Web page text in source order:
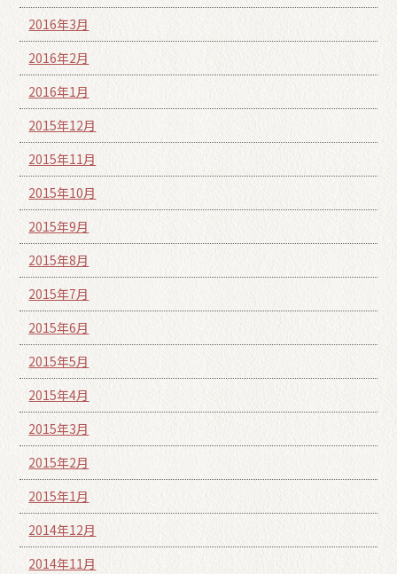
2016年3月
2016年2月
2016年1月
2015年12月
2015年11月
2015年10月
2015年9月
2015年8月
2015年7月
2015年6月
2015年5月
2015年4月
2015年3月
2015年2月
2015年1月
2014年12月
2014年11月